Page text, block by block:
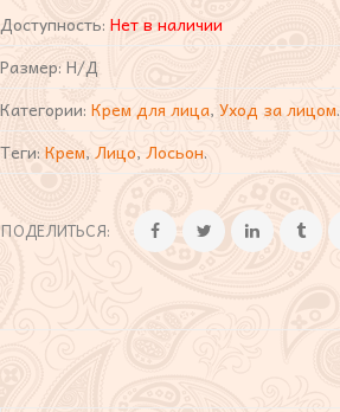
Доступность: Нет в наличии
Размер: Н/Д
Категории: Крем для лица, Уход за лицом.
Теги: Крем, Лицо, Лосьон.
ПОДЕЛИТЬСЯ: